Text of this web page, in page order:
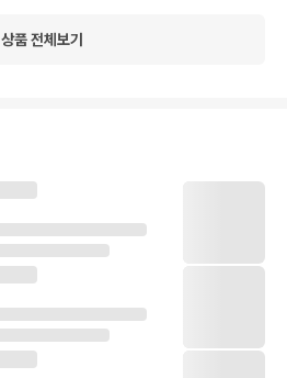
상품 전체보기